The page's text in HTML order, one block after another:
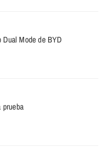
Mode de BYD
prueba